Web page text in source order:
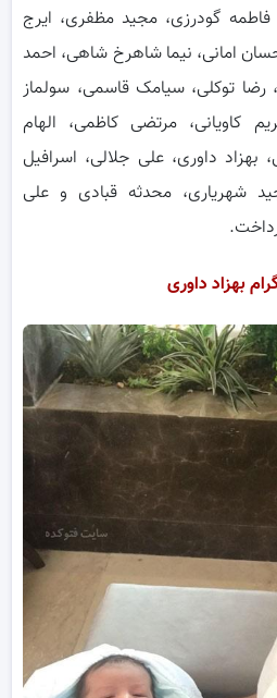
فاطمه گودرزی، مجید مظفری، ایرج
امانی، نیما شاهرخ شاهی، احمد
توکلی، سیامک قاسمی، سولماز
کاویانی، مرتضی کاظمی، الهام
بهزاد داوری، علی جلالی، اسرافیل
شهریاری، محدثه قبادی و علی
بهزاد داوری